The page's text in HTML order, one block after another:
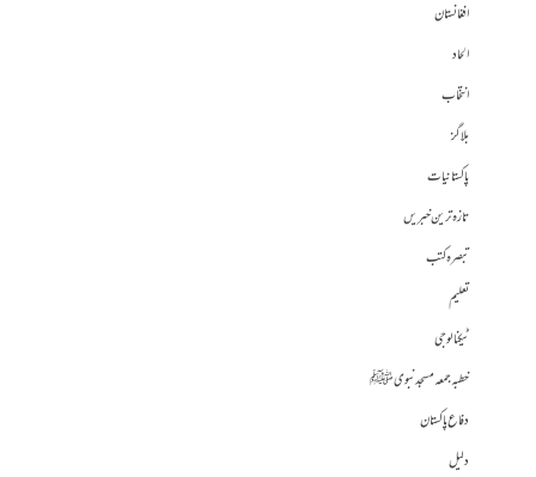
افغانستان
الحاد
انتخاب
بلاگز
پاکستانیات
تازہ ترین خبریں
تبصرہ کتب
تعلیم
ٹیکنالوجی
خطبہ جمعہ مسجد نبوی ﷺ
دفاع پاکستان
دلیل